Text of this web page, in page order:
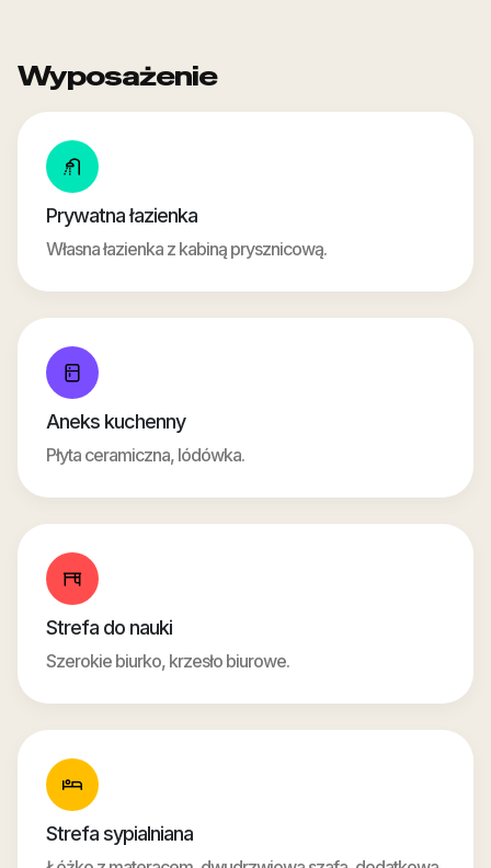
Wyposażenie
Prywatna łazienka
Własna łazienka z kabiną prysznicową.
Aneks kuchenny
Płyta ceramiczna, lódówka.
Strefa do nauki
Szerokie biurko, krzesło biurowe.
Strefa sypialniana